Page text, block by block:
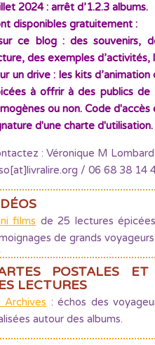
2024 : arrêt d’1.2.3 albums.
disponibles gratuitement :
ce blog : des souvenirs,
des exemples d’activités,
un drive : les kits
à offrir à des publics de
ou non. Code
d'une charte d'utilisation.
: Véronique M Lombard
/ 06 68 38 14
films de 25 lectures
de grands voyageurs.
POSTALES ET
LECTURES
Archives : échos des
autour des albums.